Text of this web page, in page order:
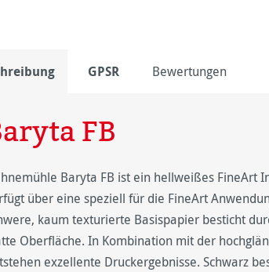
GPSR Bewertungen
FB
Baryta FB ist ein hellweißes FineArt
über eine speziell für die FineArt
kaum texturierte Basispapier besticht
Oberfläche. In Kombination mit der
exzellente Druckergebnisse. Schwarz